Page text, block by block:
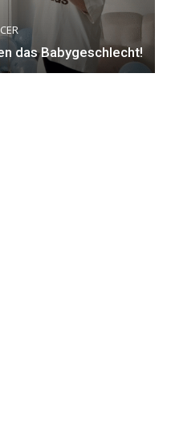
das Babygeschlecht!